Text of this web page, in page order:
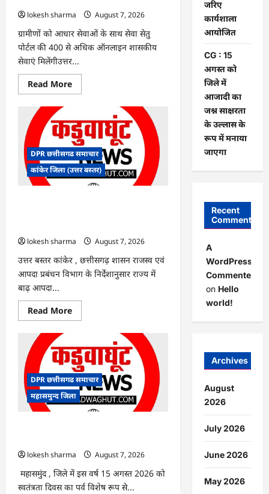
बवाल,
आयोग
ने
दी
सफाई
lokesh sharma
August 7, 2026
ग्रामीणों को आधार सेवाओं के साथ सेवा सेतु
पोर्टल की 400 से अधिक ऑनलाइन शासकीय
सेवाएं मिलेंगीउत्तर...
Read MoreRead
more
ग्राम
पंचायत
भैंसासुर
में
नवीन
आधार
केंद्र
DPR छत्तीसगढ समाचार
कांकेर जिला (उत्तर बस्तर)
lokesh sharma
August 7, 2026
उत्तर बस्तर कांकेर , छत्तीसगढ़ शासन राजस्व एवं
आपदा प्रबंधन विभाग के निर्देशानुसार राज्य में
बाढ़ आपदा...
Read MoreRead
more
:
आपदा
प्रबंधन
संबंधी
राज्य
स्तरीय
मॉक
एक्सरसाइज
कार्यशाला
आयोजित
DPR छत्तीसगढ समाचार
महासमुन्द जिला
lokesh sharma
August 7, 2026
महासमुंद , जिले में इस वर्ष 15 अगस्त 2026 को
स्वतंत्रता दिवस का पर्व विशेष रूप से...
जरिए
कार्यशाला
आयोजित
CG : 15
अगस्त को
जिले में
आजादी का
जश्न साक्षरता
के उल्लास के
रूप में मनाया
जाएगा
Recent
Comments
A
WordPress
Commenter
on Hello
world!
Archives
August
2026
July 2026
June 2026
May 2026